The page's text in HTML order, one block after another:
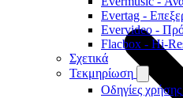
Evertag -
Evervideo -
Flacbox - Hi-
Σχετικά
Τεκμηρίωση
Οδηγίες χρήσης